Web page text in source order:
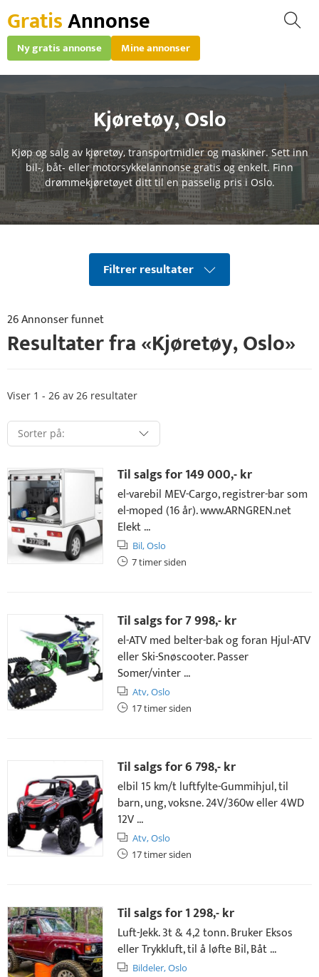
GratisAnnonse
Ny gratis annonse Mine annonser
Kjøretøy,Oslo
Kjøp og salg av kjøretøy, transportmidler og maskiner. Sett inn
bil-, båt- eller motorsykkelannonse gratis og enkelt. Finn
drømmekjøretøyet ditt til en passelig pris i Oslo.
Filtrer resultater
26 Annonser funnet
Resultater fra «Kjøretøy,Oslo»
Viser 1 - 26 av 26 resultater
Til salgs for149 000,- kr
el-varebil MEV-Cargo, registrer-bar som
el-moped (16 år). www.ARNGREN.net
Elekt ...
Bil,Oslo
7 timer siden
Til salgs for7 998,- kr
el-ATV med belter-bak og foran Hjul-ATV
eller Ski-Snøscooter. Passer
Somer/vinter ...
Atv,Oslo
17 timer siden
Til salgs for6 798,- kr
elbil 15 km/t luftfylte-Gummihjul, til
barn, ung, voksne. 24V/360w eller 4WD
12V ...
Atv,Oslo
17 timer siden
Til salgs for1 298,- kr
Luft-Jekk. 3t & 4,2 tonn. Bruker Eksos
eller Trykkluft, til å løfte Bil, Båt ...
Bildeler,Oslo